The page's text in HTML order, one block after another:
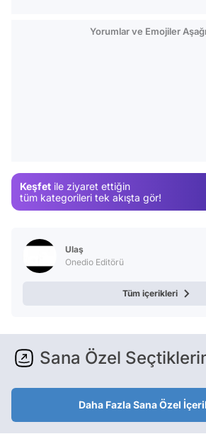
Yorumlar ve Emojiler
Keşfet ile ziyaret ettiğin
tüm kategorileri tek akışta gör!
Ulaş
Onedio Editörü
Tüm içerikleri
Sana Özel
Daha Fazla Sana Özel